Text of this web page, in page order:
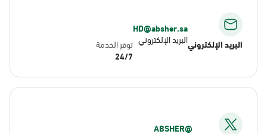
البريد الإلكتروني
HD@absher.sa
البريد الإلكتروني توفر الخدمة
24/7
@ABSHER